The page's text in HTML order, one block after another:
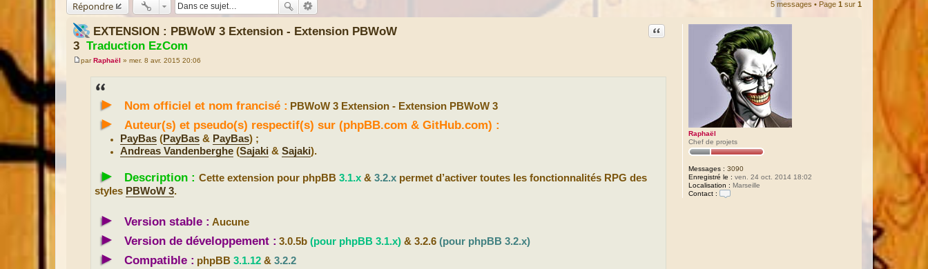
Répondre 5 messages • Page 1 sur 1
Raphaël
Chef de projets
Messages : 3090
Enregistré le : ven. 24 oct. 2014 18:02
Localisation : Marseille
Contact :
EXTENSION : PBWoW 3 Extension - Extension PBWoW
3 Traduction EzCom
Citation
M
parRaphaël » mer. 8 avr. 2015 20:06
► Nom officiel et nom francisé : PBWoW 3 Extension - Extension PBWoW 3
► Auteur(s) et pseudo(s) respectif(s) sur (phpBB.com & GitHub.com) :
PayBas (PayBas & PayBas) ;
Andreas Vandenberghe (Sajaki &Sajaki).
► Description : Cette extension pour phpBB 3.1.x & 3.2.x permet d’activer toutes les fonctionnalités RPG des
styles PBWoW 3.
► Version stable : Aucune
► Version de développement : 3.0.5b (pour phpBB 3.1.x) & 3.2.6 (pour phpBB 3.2.x)
► Compatible : phpBB 3.1.12 & 3.2.2